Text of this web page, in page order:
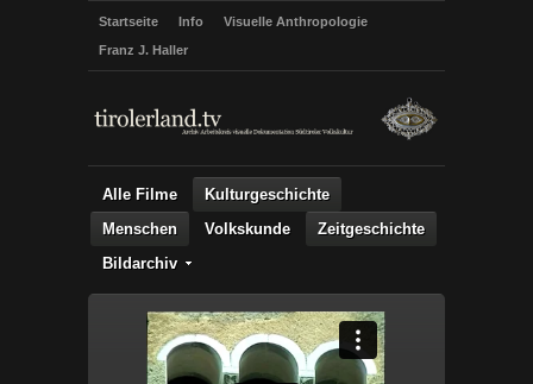
Startseite Info
Visuelle Anthropologie
Franz J. Haller
Alle Filme
Kulturgeschichte
Menschen
Volkskunde
Zeitgeschichte
Bildarchiv